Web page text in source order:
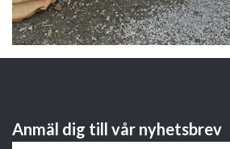
Anmäl dig till vår nyhetsbrev